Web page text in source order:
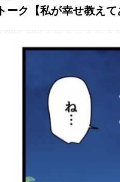
トーク【私が幸せ教えて